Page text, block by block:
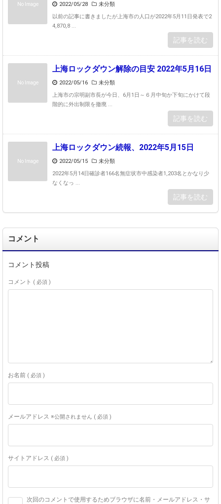
No Image 2022/05/28
未分類
以前の記事に書きましたが上海市の人口が2022年5月11日発表で2
4,870,8 ...
記事を読む
No Image
上海ロックダウン解除の目安 2022年5月16日
2022/05/16
未分類
上海市の宗明副市長が今日、6月1日～６月中旬か下旬にかけて段
階的に外出制限を撤廃 ...
記事を読む
No Image
上海ロックダウン続報、2022年5月15日
2022/05/15
未分類
2022年5月14日確診者166名無症状市中感染者1,203名とかなり少
なくなっ ...
記事を読む
コメント
コメント投稿
コメント ( 必須 )
お名前 ( 必須 )
メールアドレス ※公開されません ( 必須 )
サイトアドレス ( 必須 )
次回のコメントで使用するためブラウザに名前・メールアドレス・サ